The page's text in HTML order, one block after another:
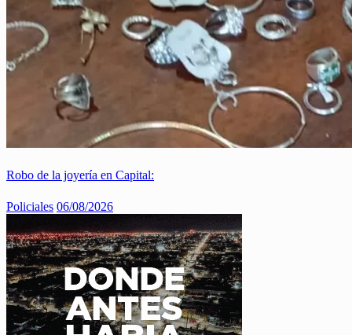
Robo de la joyería en Capital:
Policiales 06/08/2026